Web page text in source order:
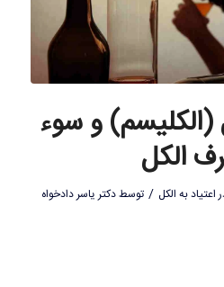
(الکلیسم) و سوء
الکل
اعتیاد به الکل / توسطدکتر یاسر دادخواه